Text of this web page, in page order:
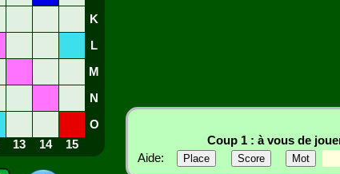
K
L
M
N
O
13 14 15
Coup 1 : à vous de
Aide: